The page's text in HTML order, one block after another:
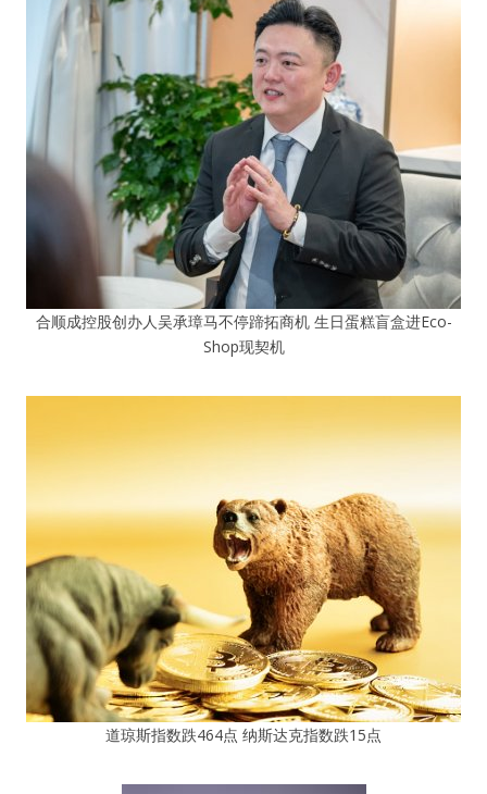
合顺成控股创办人吴承璋马不停蹄拓商机 生日蛋糕盲盒进Eco-
Shop现契机
道琼斯指数跌464点 纳斯达克指数跌15点